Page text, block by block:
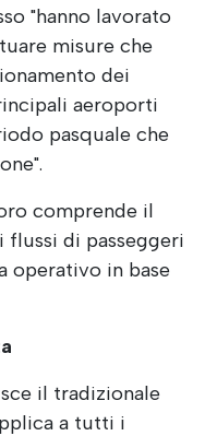
"hanno lavorato
misure che
dei
aeroporti
pasquale che
comprende il
di passeggeri
operativo in base
il tradizionale
a tutti i